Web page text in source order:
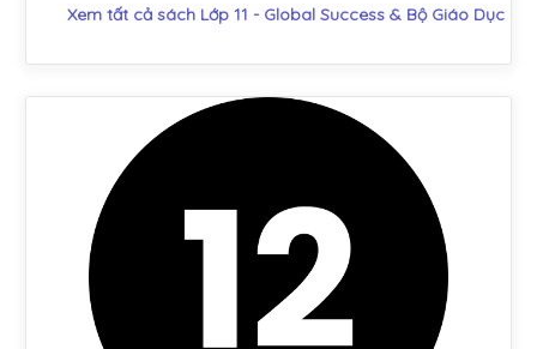
Xem tất cả sách Lớp 11 - Global Success & Bộ Giáo Dục -